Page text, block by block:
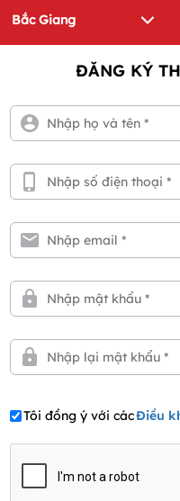
ĐĂNG KÝ
Tôi đồng ý với cácĐiều